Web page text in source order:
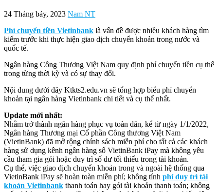
24 Tháng bảy, 2023 Nam NT
Phí chuyển tiền Vietinbank là vấn đề được nhiều khách hàng tìm
kiếm trước khi thực hiện giao dịch chuyển khoản trong nước và
quốc tế.
Ngân hàng Công Thương Việt Nam quy định phí chuyển tiền cụ thể
trong từng thời kỳ và có sự thay đổi.
Nội dung dưới đây Ktkts2.edu.vn sẽ tổng hợp biểu phí chuyển
khoản tại ngân hàng Vietinbank chi tiết và cụ thể nhất.
Update mới nhất:
Nhằm trở thành ngân hàng phục vụ toàn dân, kể từ ngày 1/1/2022,
Ngân hàng Thương mại Cổ phần Công thương Việt Nam
(VietinBank) đã mở rộng chính sách miễn phí cho tất cả các khách
hàng sử dụng kênh ngân hàng số VietinBank iPay mà không yêu
cầu tham gia gói hoặc duy trì số dư tối thiểu trong tài khoản.
Cụ thể, việc giao dịch chuyển khoản trong và ngoài hệ thống qua
VietinBank iPay sẽ hoàn toàn miễn phí; không tính phí duy trì tài
khoản Vietinbank thanh toán hay gói tài khoản thanh toán; không